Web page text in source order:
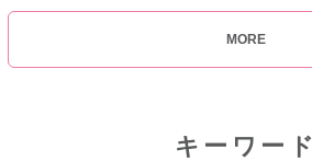
MORE
キーワード